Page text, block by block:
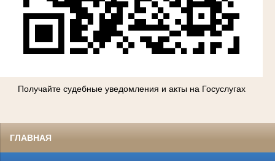
Получайте судебные уведомления и акты на Госуслугах
ГЛАВНАЯ